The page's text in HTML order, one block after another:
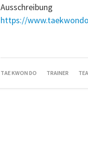
Ausschreibung
https://
NAVIGATION
TAE KWON DO TRAINER